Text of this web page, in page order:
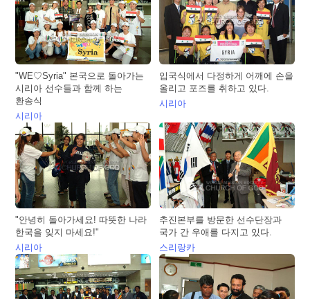
"WE♡Syria" 본국으로 돌아가는
시리아 선수들과 함께 하는
환송식
시리아
입국식에서 다정하게 어깨에 손을
올리고 포즈를 취하고 있다.
시리아
"안녕히 돌아가세요! 따뜻한 나라
한국을 잊지 마세요!"
시리아
추진본부를 방문한 선수단장과
국가 간 우애를 다지고 있다.
스리랑카